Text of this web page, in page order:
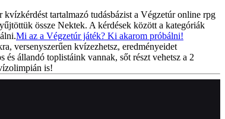
kvízkérdést tartalmazó tudásbázist a Végzetúr online rpg
össze Nektek. A kérdések között a kategóriák
Mi az a Végzetúr játék? Ki akarom próbálni!
versenyszerűen kvízezhetsz, eredményeidet
és állandó toplistáink vannak, sőt részt vehetsz a 2
is!